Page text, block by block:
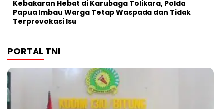
Kebakaran Hebat di Karubaga Tolikara, Polda
Papua Imbau Warga Tetap Waspada dan Tidak
Terprovokasi Isu
PORTAL TNI